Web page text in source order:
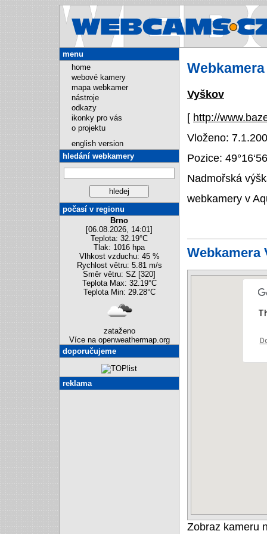
Vyškov
[ http://
Vloženo:
Pozice:
Nadmořská
webkamery v
Webkamera
Zobraz kameru
menu
home
webové kamery
mapa webkamer
nástroje
odkazy
ikonky pro vás
o projektu
english version
hledání webkamery
počasí v regionu
Brno
[06.08.2026, 14:01]
Teplota: 32.19°C
Tlak: 1016 hpa
Vlhkost vzduchu: 45 %
Rychlost větru: 5.81 m/s
Směr větru: SZ [320]
Teplota Max: 32.19°C
Teplota Min: 29.28°C
zataženo
Více na openweathermap.org
doporučujeme
reklama